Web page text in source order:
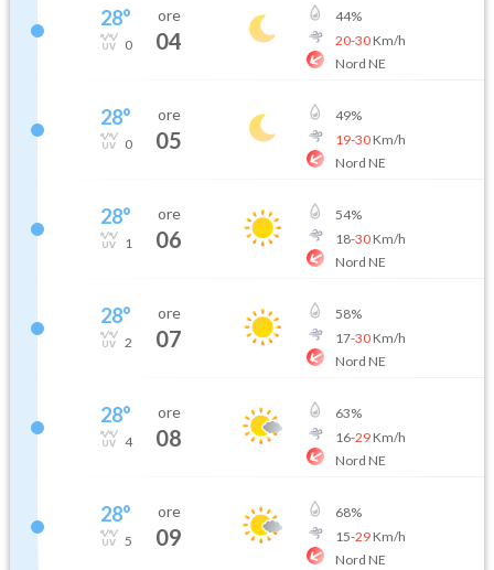
28°
0
ore
04
44%
20-30Km/h
Nord NE
28°
0
ore
05
49%
19-30Km/h
Nord NE
28°
1
ore
06
54%
18-30Km/h
Nord NE
28°
2
ore
07
58%
17-30Km/h
Nord NE
28°
4
ore
08
63%
16-29Km/h
Nord NE
28°
5
ore
09
68%
15-29Km/h
Nord NE